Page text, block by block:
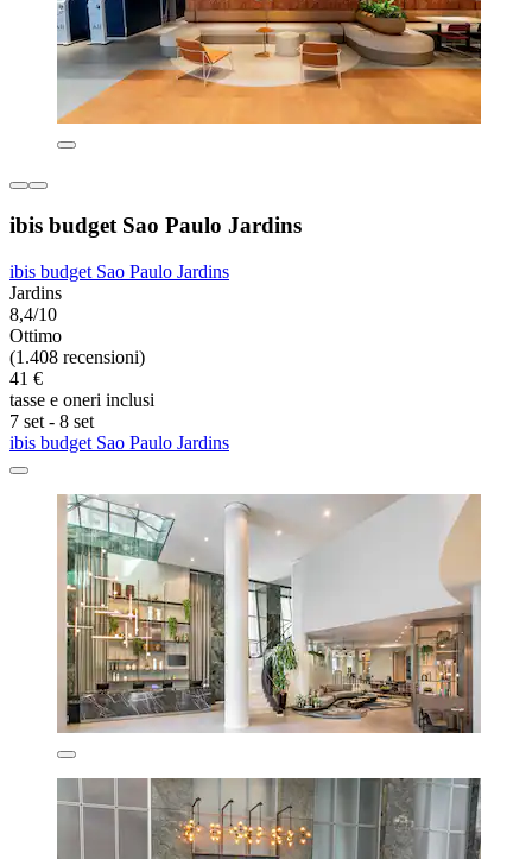
ibis budget Sao Paulo Jardins
ibis budget Sao Paulo Jardins
Jardins
8,4/10
Ottimo
(1.408 recensioni)
41 €
tasse e oneri inclusi
7 set - 8 set
ibis budget Sao Paulo Jardins